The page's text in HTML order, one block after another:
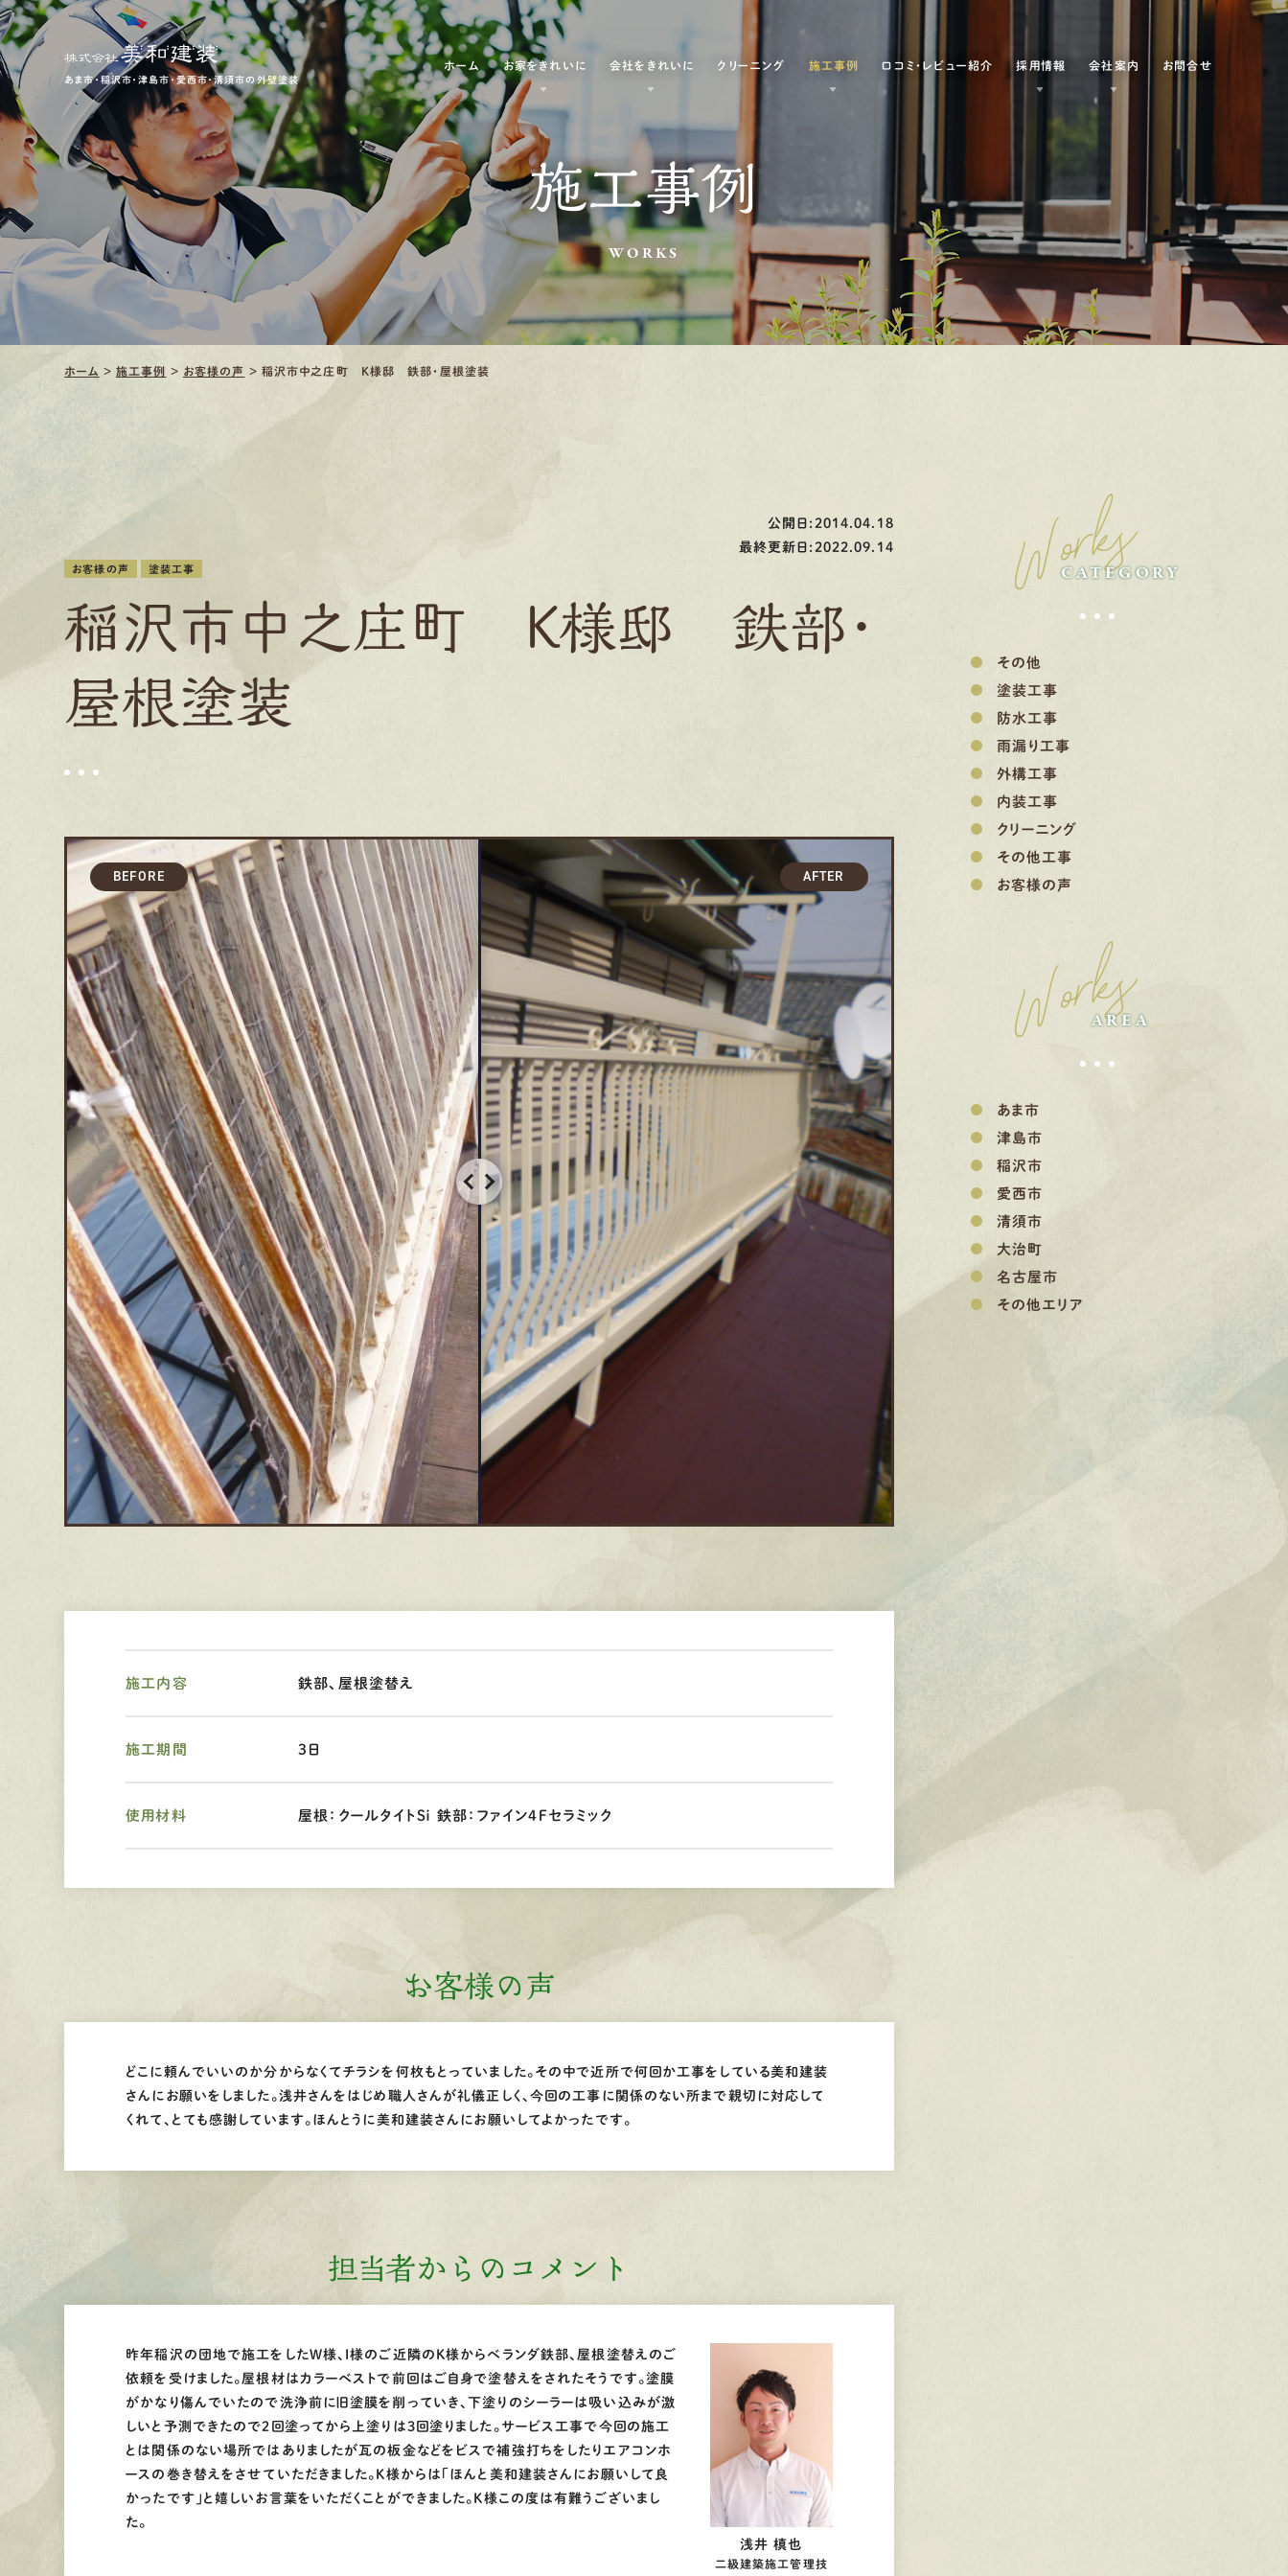
あま市・稲沢市・津島市・愛西市・清須市の外壁塗装
ホーム お家をきれいに 会社をきれいに クリーニング 施工事例 口コミ・レビュー紹介 採用情報 会社案内 お問合せ
施工事例
WORKS
ホーム > 施工事例 > お客様の声 > 稲沢市中之庄町 K様邸 鉄部・屋根塗装
公開日:2014.04.18
最終更新日:2022.09.14
お客様の声 塗装工事
稲沢市中之庄町 K様邸 鉄部・
屋根塗装
施工内容 鉄部、屋根塗替え
施工期間 3日
使用材料 屋根：クールタイトＳｉ 鉄部：ファイン4Ｆセラミック
お客様の声
どこに頼んでいいのか分からなくてチラシを何枚もとっていました。その中で近所で何回か工事をしている美和建装
さんにお願いをしました。浅井さんをはじめ職人さんが礼儀正しく、今回の工事に関係のない所まで親切に対応して
くれて、とても感謝しています。ほんとうに美和建装さんにお願いしてよかったです。
担当者からのコメント
昨年稲沢の団地で施工をしたW様、I様のご近隣のK様からベランダ鉄部、屋根塗替えのご
依頼を受けました。屋根材はカラーベストで前回はご自身で塗替えをされたそうです。塗膜
がかなり傷んでいたので洗浄前に旧塗膜を削っていき、下塗りのシーラーは吸い込みが激
しいと予測できたので２回塗ってから上塗りは3回塗りました。サービス工事で今回の施工
とは関係のない場所ではありましたが瓦の板金などをビスで補強打ちをしたりエアコンホ
ースの巻き替えをさせていただきました。K様からは「ほんと美和建装さんにお願いして良
かったです」と嬉しいお言葉をいただくことができました。K様この度は有難うございまし
た。
浅井 槙也
二級建築施工管理技
Works
CATEGORY
その他
塗装工事
防水工事
雨漏り工事
外構工事
内装工事
クリーニング
その他工事
お客様の声
Works
AREA
あま市
津島市
稲沢市
愛西市
清須市
大治町
名古屋市
その他エリア